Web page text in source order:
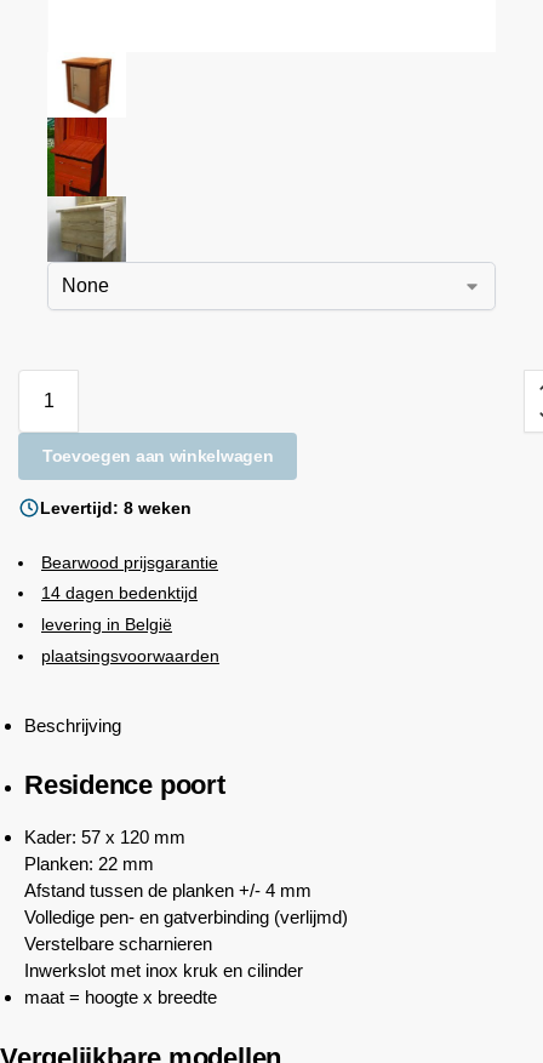
Toevoegen aan winkelwagen
Levertijd: 8 weken
Bearwood prijsgarantie
14 dagen bedenktijd
levering in België
plaatsingsvoorwaarden
Beschrijving
Residence poort
Kader: 57 x 120 mm
Planken: 22 mm
Afstand tussen de planken +/- 4 mm
Volledige pen- en gatverbinding (verlijmd)
Verstelbare scharnieren
Inwerkslot met inox kruk en cilinder
maat = hoogte x breedte